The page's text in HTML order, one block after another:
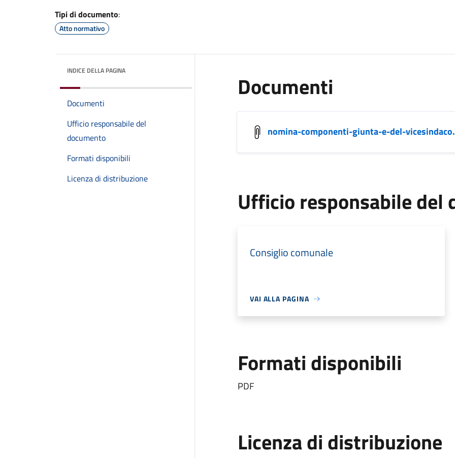
Tipi di documento:
Atto normativo
INDICE DELLA PAGINA
Documenti
Ufficio responsabile del
documento
Formati disponibili
Licenza di distribuzione
Documenti
nomina-componenti-giunta-e-del-
Ufficio responsabile del
Consiglio comunale
VAI ALLA PAGINA
Formati disponibili
PDF
Licenza di distribuzione